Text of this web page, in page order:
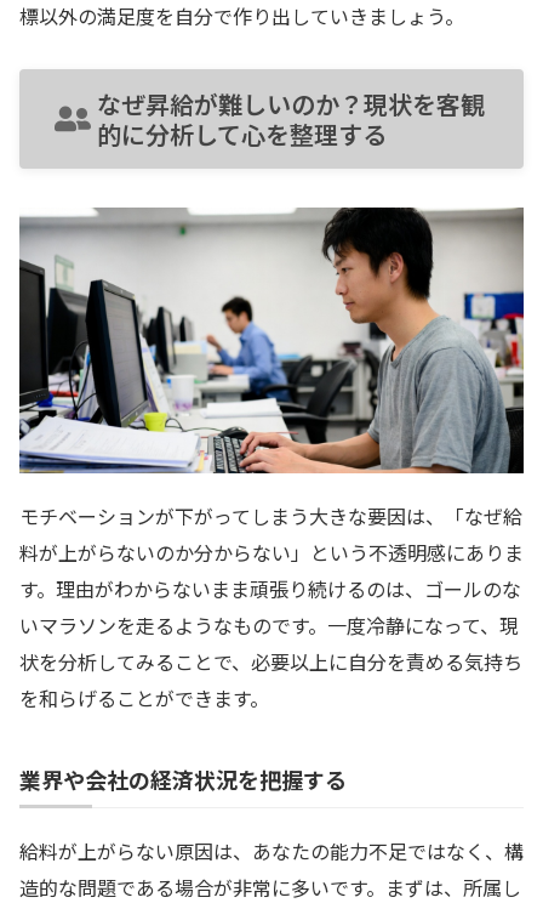
標以外の満足度を自分で作り出していきましょう。
なぜ昇給が難しいのか？現状を客観
的に分析して心を整理する
モチベーションが下がってしまう大きな要因は、「なぜ給
料が上がらないのか分からない」という不透明感にありま
す。理由がわからないまま頑張り続けるのは、ゴールのな
いマラソンを走るようなものです。一度冷静になって、現
状を分析してみることで、必要以上に自分を責める気持ち
を和らげることができます。
業界や会社の経済状況を把握する
給料が上がらない原因は、あなたの能力不足ではなく、構
造的な問題である場合が非常に多いです。まずは、所属し